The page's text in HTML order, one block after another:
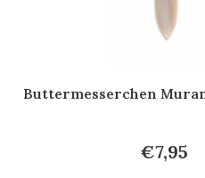
Buttermesserchen
€7,95